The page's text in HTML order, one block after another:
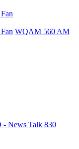
WQAM 560 AM
- News Talk 830